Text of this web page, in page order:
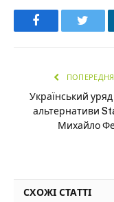
Facebook
ПОПЕРЕДНЯ
Український
альтернативи
Михайло
СХОЖІ СТАТТІ